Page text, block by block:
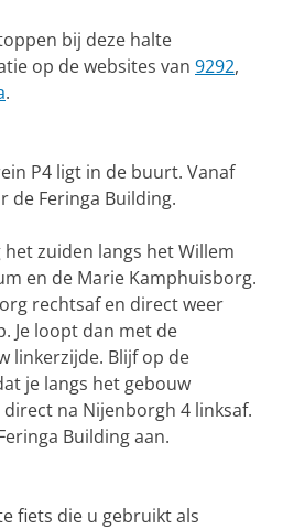
bij deze halte
op de websites van 9292,
.
P4 ligt in de buurt. Vanaf
de Feringa Building.
zuiden langs het Willem
en de Marie Kamphuisborg.
rechtsaf en direct weer
Je loopt dan met de
linkerzijde. Blijf op de
je langs het gebouw
na Nijenborgh 4 linksaf.
Building aan.
fiets die u gebruikt als